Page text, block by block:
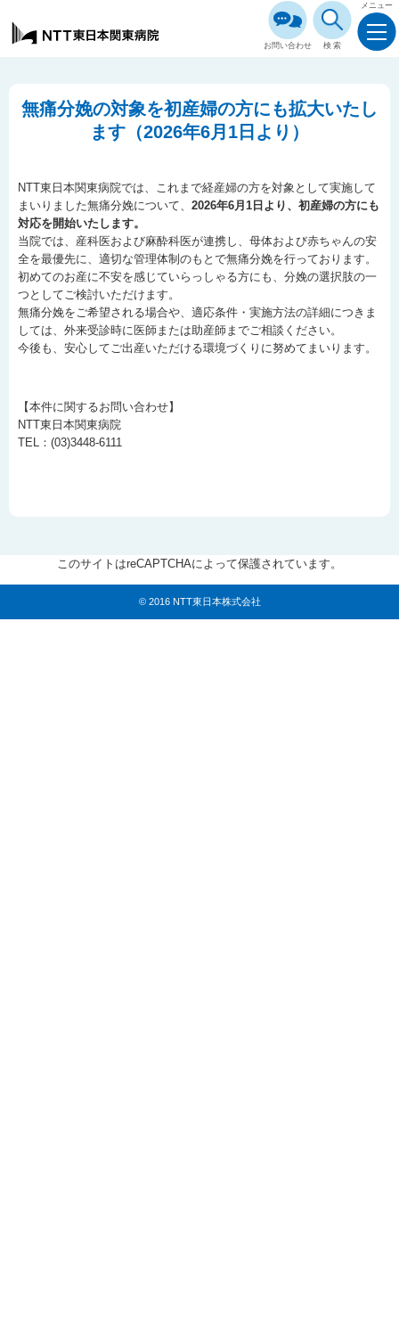
お問い合わせ 検索
メニュー
無痛分娩の対象を初産婦の方にも拡大いたし
ます（2026年6月1日より）
NTT東日本関東病院では、これまで経産婦の方を対象として実施して
まいりました無痛分娩について、 2026年6月1日より、初産婦の方にも
対応を開始いたします。
当院では、産科医および麻酔科医が連携し、母体および赤ちゃんの安
全を最優先に、適切な管理体制のもとで無痛分娩を行っております。
初めてのお産に不安を感じていらっしゃる方にも、分娩の選択肢の一
つとしてご検討いただけます。
無痛分娩をご希望される場合や、適応条件・実施方法の詳細につきま
しては、外来受診時に医師または助産師までご相談ください。
今後も、安心してご出産いただける環境づくりに努めてまいります。
【本件に関するお問い合わせ】
NTT東日本関東病院
TEL：(03)3448-6111
このサイトはreCAPTCHAによって保護されています。
© 2016 NTT東日本株式会社